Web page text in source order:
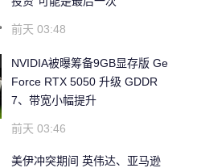
前天 03:48
NVIDIA被曝筹备9GB显存版 Ge
Force RTX 5050 升级 GDDR
7、带宽小幅提升
前天 03:46
美伊冲突期间 英伟达、亚马逊